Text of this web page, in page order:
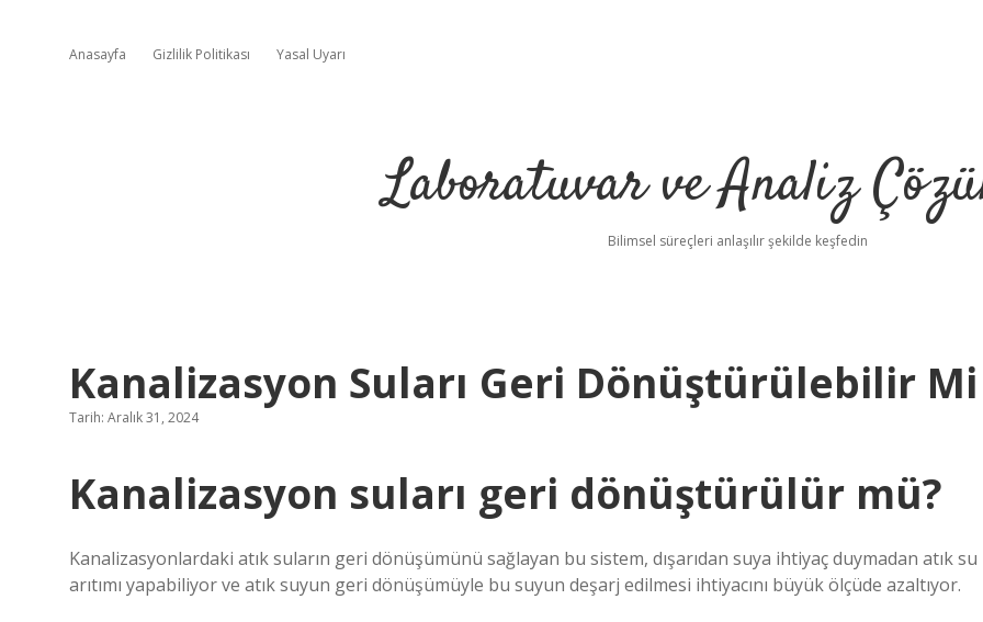
Anasayfa Gizlilik Politikası Yasal Uyarı
Laboratuvar ve Analiz
Bilimsel süreçleri anlaşılır şekilde keşfedin
Kanalizasyon Suları Geri Dönüştürülebilir Mi
Tarih: Aralık 31, 2024
Kanalizasyon suları geri dönüştürülür mü?
Kanalizasyonlardaki atık suların geri dönüşümünü sağlayan bu sistem, dışarıdan suya ihtiyaç duymadan atık su
arıtımı yapabiliyor ve atık suyun geri dönüşümüyle bu suyun deşarj edilmesi ihtiyacını büyük ölçüde azaltıyor.